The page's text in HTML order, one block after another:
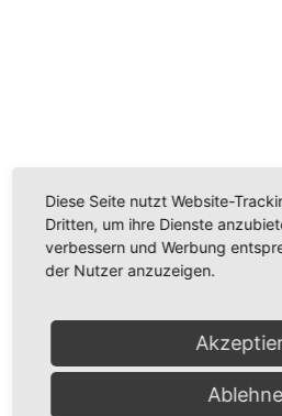
Wir verwenden einen Service
Videoinhalte einzubetten.
zu Ihren Aktivitäten sammeln.
durch und stimmen Sie der
um dieses Video
Diese Seite nutzt Website-
Dritten, um ihre Dienste
verbessern und Werbung
der Nutzer anzuzeigen.